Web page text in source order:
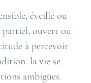
éveillé ou
partiel, ouvert ou
à percevoir
la vie se
ambigües.